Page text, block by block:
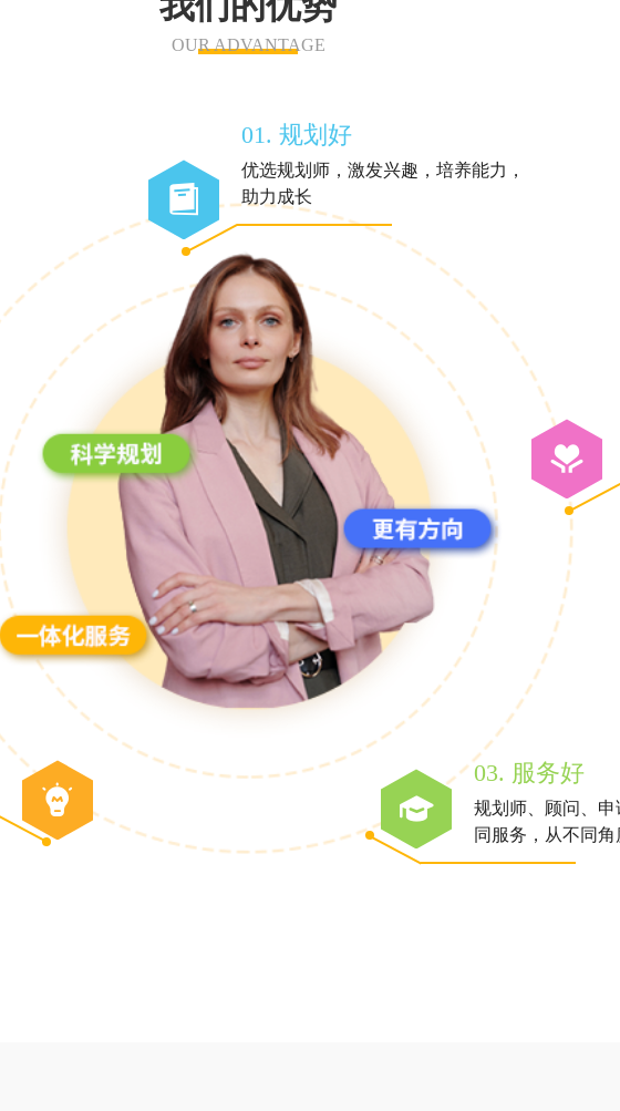
OUR ADVANTAGE
01. 规划好
优选规划师，激发兴趣，培养能力，
助力成长
03. 服务好
规划师、顾问、
同服务，从不同角